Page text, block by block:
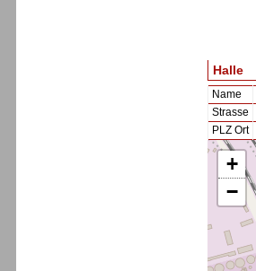
Halle
Name
Strasse
PLZ Ort
+
−